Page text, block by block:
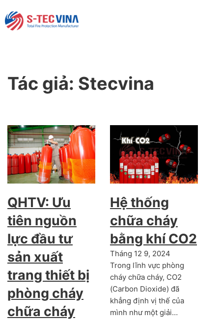
Tác giả: Stecvina
QHTV: Ưu
tiên nguồn
lực đầu tư
sản xuất
trang thiết bị
phòng cháy
chữa cháy
Hệ thống
chữa cháy
bằng khí CO2
Tháng 12 9, 2024
Trong lĩnh vực phòng
cháy chữa cháy, CO2
(Carbon Dioxide) đã
khẳng định vị thế của
mình như một giải…